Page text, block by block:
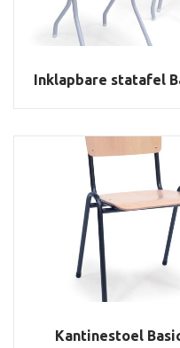
Inklapbare statafel
Kantinestoel